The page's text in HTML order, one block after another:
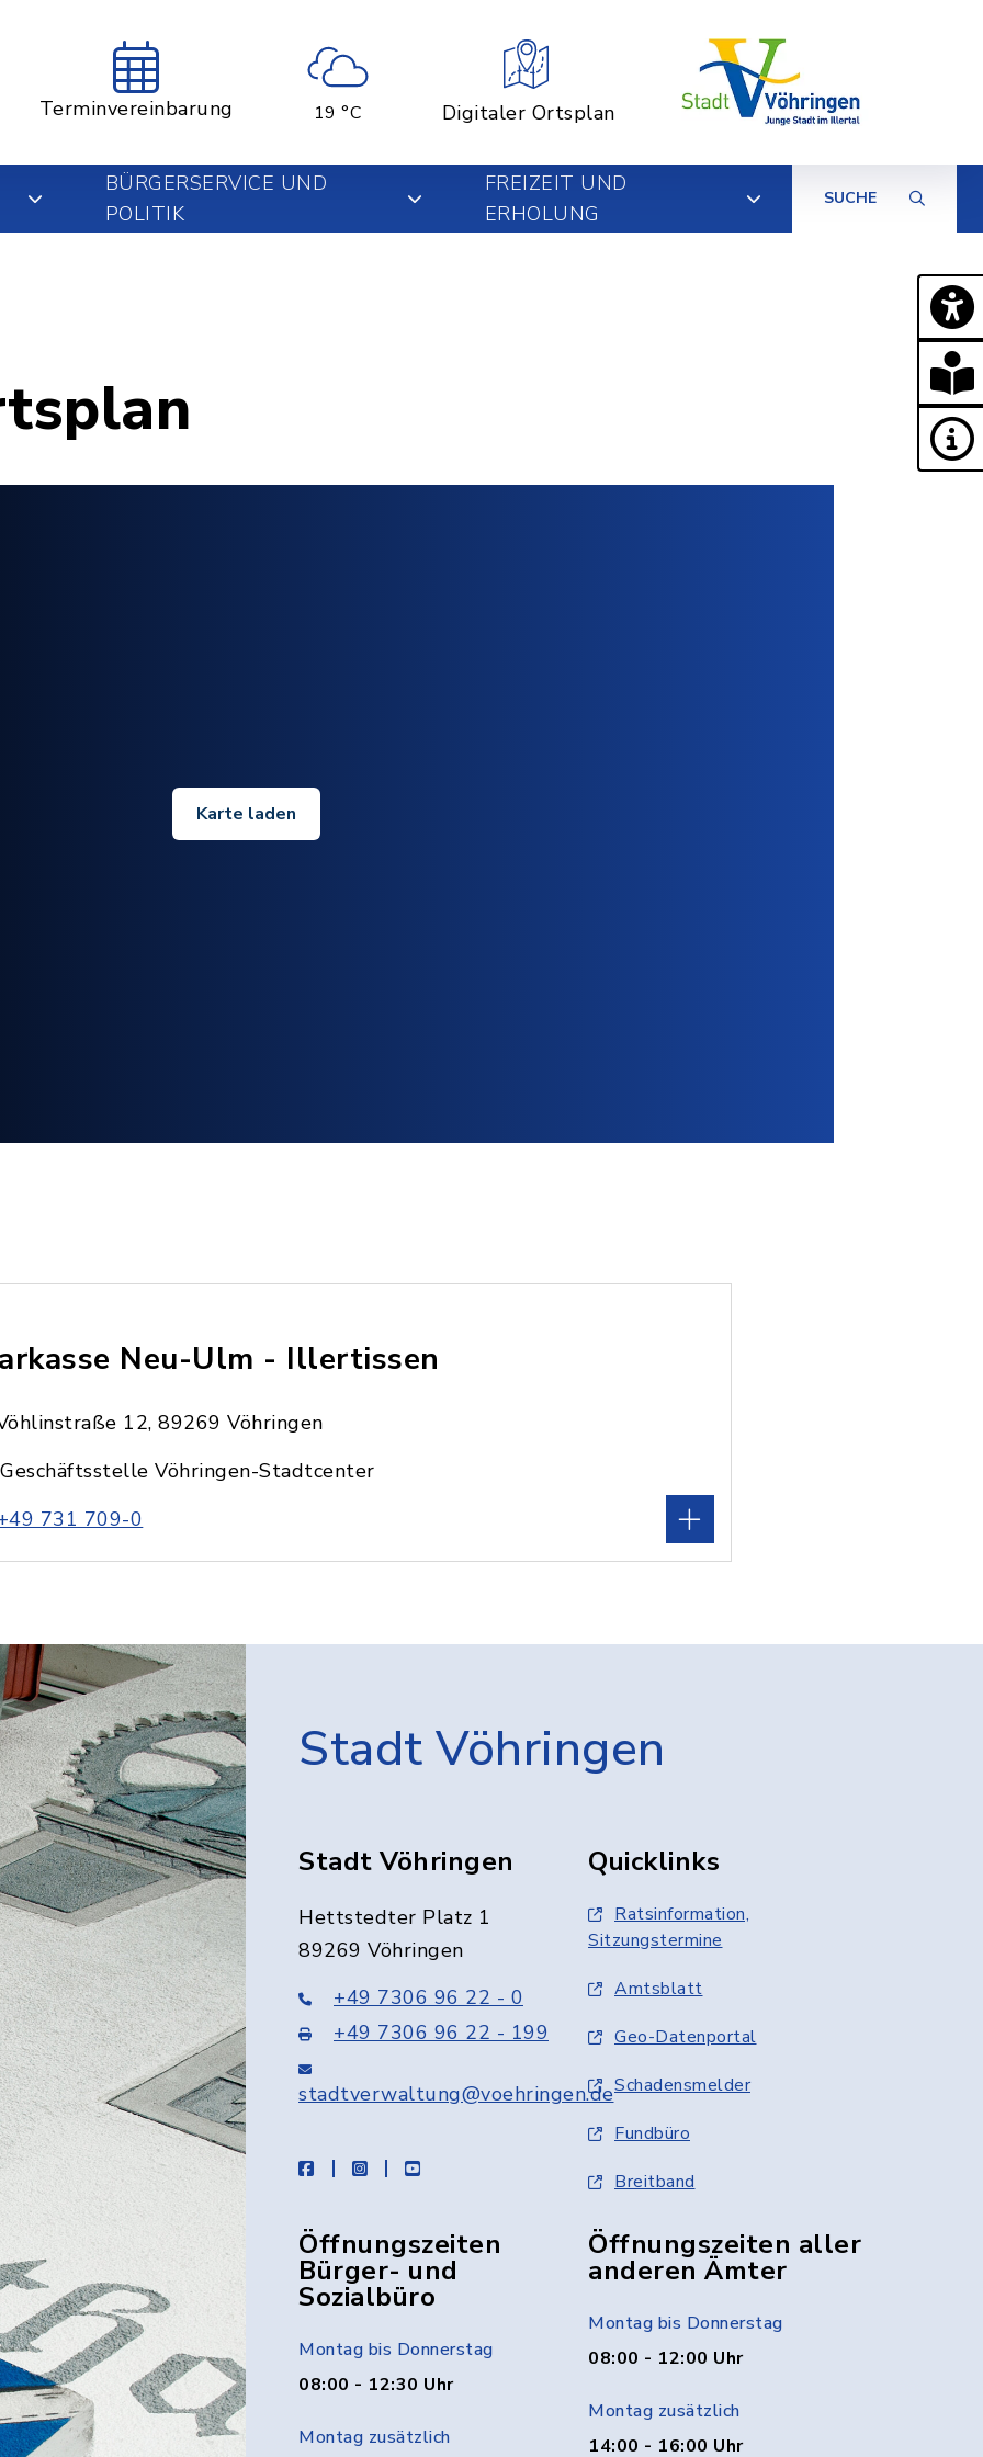
Terminvereinbarung 19 °C Digitaler Ortsplan
BÜRGERSERVICE UND
POLITIK
FREIZEIT UND
ERHOLUNG
SUCHE
Karte laden
Neu-Ulm - Illertissen
12, 89269 Vöhringen
Vöhringen-Stadtcenter
731 709-0
Stadt Vöhringen
Stadt Vöhringen
Hettstedter Platz 1
89269 Vöhringen
+49 7306 96 22 - 0
+49 7306 96 22 - 199
stadtverwaltung@voehringen.de
facebookinstagramyoutube
Quicklinks
Ratsinformation,
Sitzungstermine
Amtsblatt
Geo-Datenportal
Schadensmelder
Fundbüro
Breitband
Öffnungszeiten
Bürger- und
Sozialbüro
Montag bis Donnerstag
08:00 - 12:30 Uhr
Montag zusätzlich
Öffnungszeiten aller
anderen Ämter
Montag bis Donnerstag
08:00 - 12:00 Uhr
Montag zusätzlich
14:00 - 16:00 Uhr